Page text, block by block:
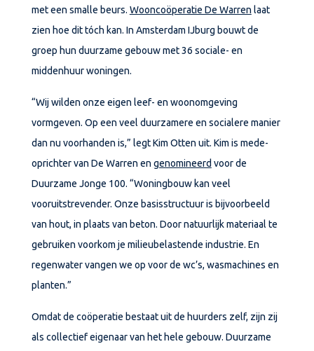
met een smalle beurs. Wooncoöperatie De Warren laat
zien hoe dit tóch kan. In Amsterdam IJburg bouwt de
groep hun duurzame gebouw met 36 sociale- en
middenhuur woningen.
“Wij wilden onze eigen leef- en woonomgeving
vormgeven. Op een veel duurzamere en socialere manier
dan nu voorhanden is,” legt Kim Otten uit. Kim is mede-
oprichter van De Warren en genomineerd voor de
Duurzame Jonge 100. “Woningbouw kan veel
vooruitstrevender. Onze basisstructuur is bijvoorbeeld
van hout, in plaats van beton. Door natuurlijk materiaal te
gebruiken voorkom je milieubelastende industrie. En
regenwater vangen we op voor de wc’s, wasmachines en
planten.”
Omdat de coöperatie bestaat uit de huurders zelf, zijn zij
als collectief eigenaar van het hele gebouw. Duurzame